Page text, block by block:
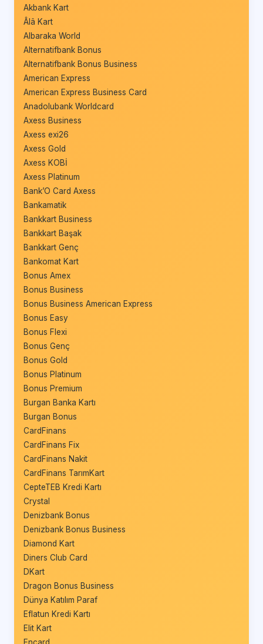
Akbank Kart
Âlâ Kart
Albaraka World
Alternatifbank Bonus
Alternatifbank Bonus Business
American Express
American Express Business Card
Anadolubank Worldcard
Axess Business
Axess exi26
Axess Gold
Axess KOBİ
Axess Platinum
Bank’O Card Axess
Bankamatik
Bankkart Business
Bankkart Başak
Bankkart Genç
Bankomat Kart
Bonus Amex
Bonus Business
Bonus Business American Express
Bonus Easy
Bonus Flexi
Bonus Genç
Bonus Gold
Bonus Platinum
Bonus Premium
Burgan Banka Kartı
Burgan Bonus
CardFinans
CardFinans Fix
CardFinans Nakit
CardFinans TarımKart
CepteTEB Kredi Kartı
Crystal
Denizbank Bonus
Denizbank Bonus Business
Diamond Kart
Diners Club Card
DKart
Dragon Bonus Business
Dünya Katılım Paraf
Eflatun Kredi Kartı
Elit Kart